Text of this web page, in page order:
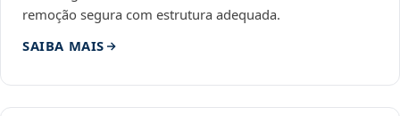
remoção segura com estrutura adequada.
SAIBA MAIS